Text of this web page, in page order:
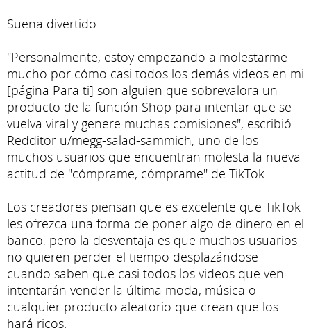
Suena divertido.
"Personalmente, estoy empezando a molestarme
mucho por cómo casi todos los demás videos en mi
[página Para ti] son alguien que sobrevalora un
producto de la función Shop para intentar que se
vuelva viral y genere muchas comisiones", escribió
Redditor u/megg-salad-sammich, uno de los
muchos usuarios que encuentran molesta la nueva
actitud de "cómprame, cómprame" de TikTok.
Los creadores piensan que es excelente que TikTok
les ofrezca una forma de poner algo de dinero en el
banco, pero la desventaja es que muchos usuarios
no quieren perder el tiempo desplazándose
cuando saben que casi todos los videos que ven
intentarán vender la última moda, música o
cualquier producto aleatorio que crean que los
hará ricos.